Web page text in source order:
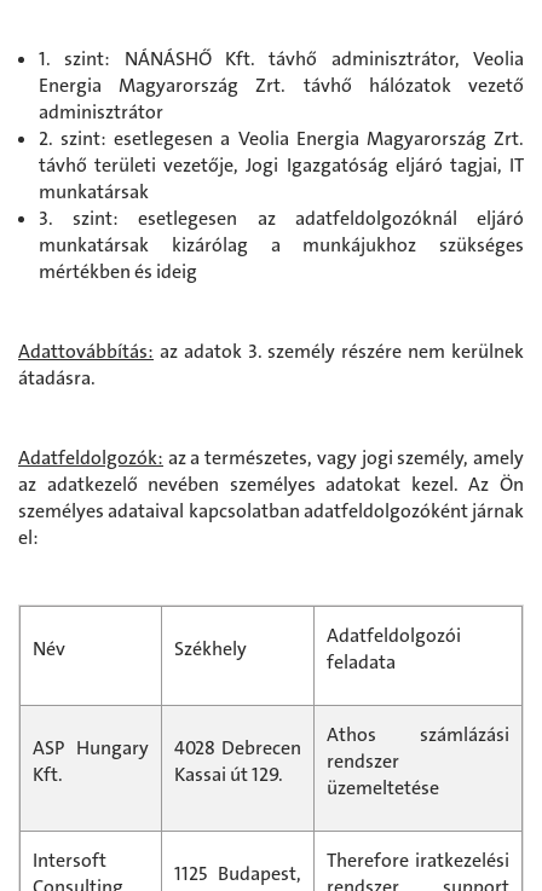
1. szint: NÁNÁSHŐ Kft. távhő adminisztrátor, Veolia
Energia Magyarország Zrt. távhő hálózatok vezető
adminisztrátor
2. szint: esetlegesen a Veolia Energia Magyarország Zrt.
távhő területi vezetője, Jogi Igazgatóság eljáró tagjai, IT
munkatársak
3. szint: esetlegesen az adatfeldolgozóknál eljáró
munkatársak kizárólag a munkájukhoz szükséges
mértékben és ideig
Adattovábbítás: az adatok 3. személy részére nem kerülnek
átadásra.
Adatfeldolgozók: az a természetes, vagy jogi személy, amely
az adatkezelő nevében személyes adatokat kezel. Az Ön
személyes adataival kapcsolatban adatfeldolgozóként járnak
el:
Név Székhely
Adatfeldolgozói
feladata
ASP Hungary
Kft.
4028 Debrecen
Kassai út 129.
Athos számlázási
rendszer
üzemeltetése
Intersoft
1125 Budapest,
Therefore iratkezelési